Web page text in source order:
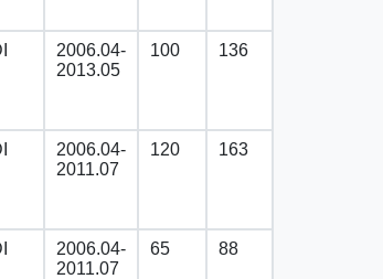
2006.04-
2013.05
100 136
2006.04-
2011.07
120 163
2006.04-
2011.07
65 88